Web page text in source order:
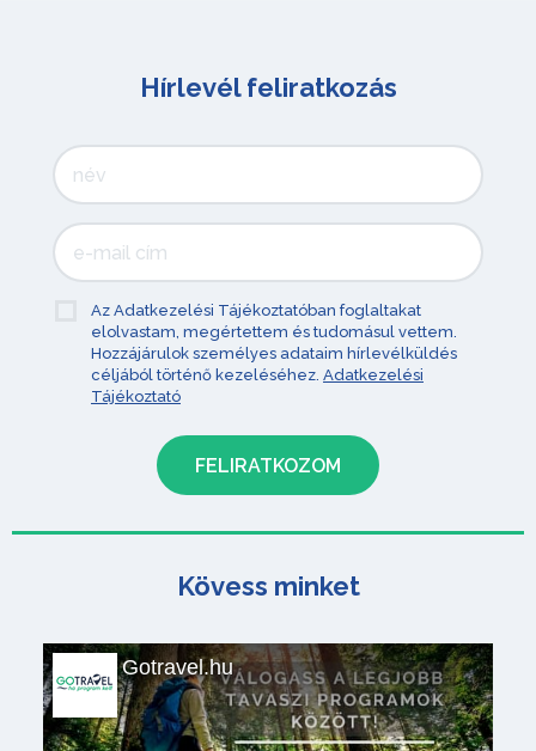
Hírlevél feliratkozás
Az Adatkezelési Tájékoztatóban foglaltakat
elolvastam, megértettem és tudomásul vettem.
Hozzájárulok személyes adataim hírlevélküldés
céljából történő kezeléséhez. Adatkezelési
Tájékoztató
Kövess minket
Gotravel.hu